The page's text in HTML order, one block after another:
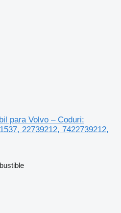
para Volvo – Coduri:
22739212, 7422739212,